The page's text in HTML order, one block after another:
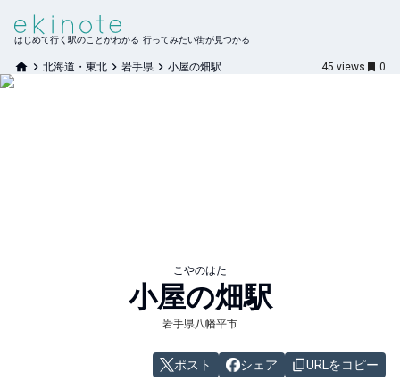
はじめて行く駅のことがわかる 行ってみたい街が見つかる
北海道・東北 岩手県 小屋の畑駅 45 views 0
こやのはた
小屋の畑駅
岩手県八幡平市
ポスト シェア URLをコピー